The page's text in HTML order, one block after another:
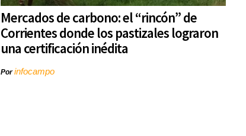
Mercados de carbono: el “rincón” de
Corrientes donde los pastizales lograron
una certificación inédita
Porinfocampo